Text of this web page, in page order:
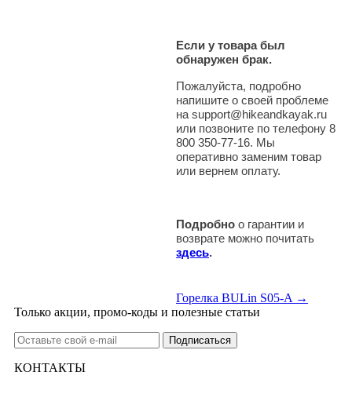
Если у товара был
обнаружен брак.
Пожалуйста, подробно
напишите о своей проблеме
на support@hikeandkayak.ru
или позвоните по телефону 8
800 350-77-16. Мы
оперативно заменим товар
или вернем оплату.
Подробно о гарантии и
возврате можно почитать
здесь.
Горелка BULin S05-A →
Только акции, промо-коды и полезные статьи
КОНТАКТЫ